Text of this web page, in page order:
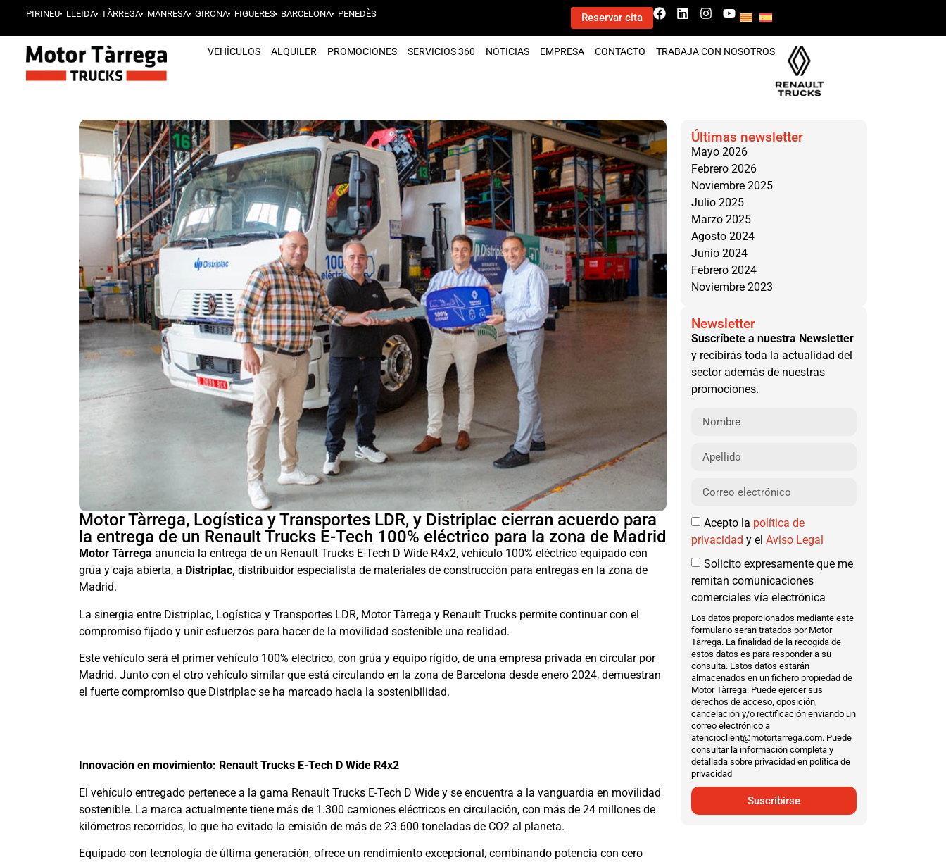
PIRINEU LLEIDA TÀRREGA MANRESA GIRONA FIGUERES BARCELONA PENEDÈS Reservar cita
VEHÍCULOS ALQUILER PROMOCIONES SERVICIOS 360 NOTICIAS EMPRESA CONTACTO TRABAJA CON NOSOTROS
Motor Tàrrega, Logística y Transportes LDR, y Distriplac cierran acuerdo para
la entrega de un Renault Trucks E-Tech 100% eléctrico para la zona de Madrid
Motor Tàrrega anuncia la entrega de un Renault Trucks E-Tech D Wide R4x2, vehículo 100% eléctrico equipado con
grúa y caja abierta, a Distriplac, distribuidor especialista de materiales de construcción para entregas en la zona de
Madrid.
La sinergia entre Distriplac, Logística y Transportes LDR, Motor Tàrrega y Renault Trucks permite continuar con el
compromiso fijado y unir esfuerzos para hacer de la movilidad sostenible una realidad.
Este vehículo será el primer vehículo 100% eléctrico, con grúa y equipo rígido, de una empresa privada en circular por
Madrid. Junto con el otro vehículo similar que está circulando en la zona de Barcelona desde enero 2024, demuestran
el fuerte compromiso que Distriplac se ha marcado hacia la sostenibilidad.
Innovación en movimiento: Renault Trucks E-Tech D Wide R4x2
El vehículo entregado pertenece a la gama Renault Trucks E-Tech D Wide y se encuentra a la vanguardia en movilidad
sostenible. La marca actualmente tiene más de 1.300 camiones eléctricos en circulación, con más de 24 millones de
kilómetros recorridos, lo que ha evitado la emisión de más de 23 600 toneladas de CO2 al planeta.
Equipado con tecnología de última generación, ofrece un rendimiento excepcional, combinando potencia con cero
Últimas newsletter
Mayo 2026
Febrero 2026
Noviembre 2025
Julio 2025
Marzo 2025
Agosto 2024
Junio 2024
Febrero 2024
Noviembre 2023
Newsletter
Suscríbete a nuestra Newsletter
y recibirás toda la actualidad del
sector además de nuestras
promociones.
Acepto la política de
privacidad y el Aviso Legal
Solicito expresamente que me
remitan comunicaciones
comerciales vía electrónica
Los datos proporcionados mediante este
formulario serán tratados por Motor
Tàrrega. La finalidad de la recogida de
estos datos es para responder a su
consulta. Estos datos estarán
almacenados en un fichero propiedad de
Motor Tàrrega. Puede ejercer sus
derechos de acceso, oposición,
cancelación y/o rectificación enviando un
correo electrónico a
atencioclient@motortarrega.com. Puede
consultar la información completa y
detallada sobre privacidad en política de
privacidad
Suscribirse